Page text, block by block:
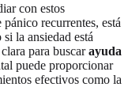
con estos
recurrentes, está
la ansiedad está
para buscarayuda
puede proporcionar
efectivos como la